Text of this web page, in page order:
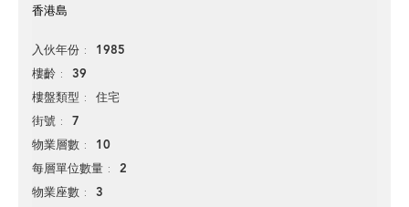
香港島
入伙年份 1985
樓齡 39
樓盤類型 住宅
街號 7
物業層數 10
每層單位數量 2
物業座數 3